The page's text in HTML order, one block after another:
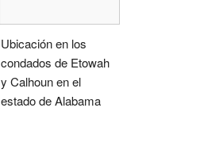
Ubicación en los
condados de Etowah
y Calhoun en el
estado de Alabama